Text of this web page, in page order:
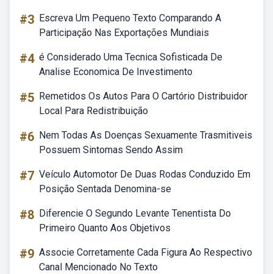
#3 Escreva Um Pequeno Texto Comparando A
Participação Nas Exportações Mundiais
#4 é Considerado Uma Tecnica Sofisticada De
Analise Economica De Investimento
#5 Remetidos Os Autos Para O Cartório Distribuidor
Local Para Redistribuição
#6 Nem Todas As Doenças Sexuamente Trasmitiveis
Possuem Sintomas Sendo Assim
#7 Veículo Automotor De Duas Rodas Conduzido Em
Posição Sentada Denomina-se
#8 Diferencie O Segundo Levante Tenentista Do
Primeiro Quanto Aos Objetivos
#9 Associe Corretamente Cada Figura Ao Respectivo
Canal Mencionado No Texto